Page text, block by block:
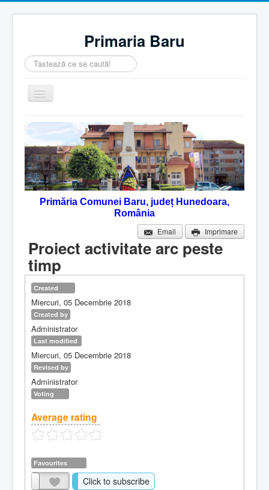
Primaria Baru
Căutare
...
Comută
navigarea
Home
Despre noi
Noutăţi
Contact
Servicii Online
Primăria Comunei Baru, județ Hunedoara,
România
Email
Imprimare
Proiect activitate arc peste
timp
Created
Miercuri, 05 Decembrie 2018
Created by
Administrator
Last modified
Miercuri, 05 Decembrie 2018
Revised by
Administrator
Voting
Average rating
Favourites
Click to subscribe